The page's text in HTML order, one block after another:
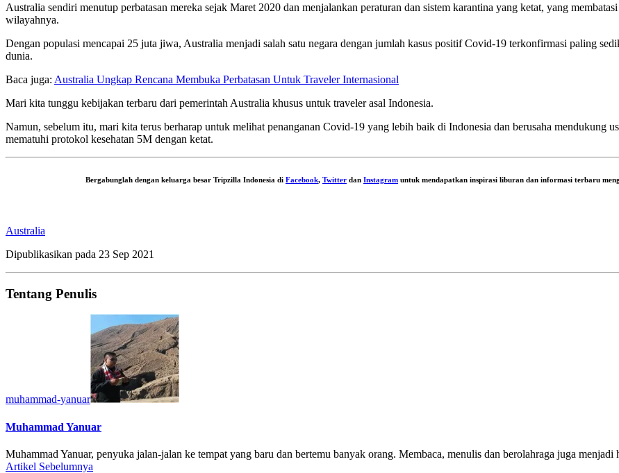
Australia sendiri menutup perbatasan mereka sejak Maret 2020 dan menjalankan peraturan dan sistem karantina yang ketat, yang
wilayahnya.
Dengan populasi mencapai 25 juta jiwa, Australia menjadi salah satu negara dengan jumlah kasus positif Covid-19 terkonfirmasi paling
dunia.
Baca juga: Australia Ungkap Rencana Membuka Perbatasan Untuk Traveler Internasional
Mari kita tunggu kebijakan terbaru dari pemerintah Australia khusus untuk traveler asal Indonesia.
Namun, sebelum itu, mari kita terus berharap untuk melihat penanganan Covid-19 yang lebih baik di Indonesia dan berusaha mendukung
mematuhi protokol kesehatan 5M dengan ketat.
Bergabunglah dengan keluarga besar Tripzilla Indonesia di Facebook, Twitter dan Instagram untuk mendapatkan inspirasi liburan dan informasi terbaru
Australia
Dipublikasikan pada 23 Sep 2021
Tentang Penulis
muhammad-yanuar
Muhammad Yanuar
Muhammad Yanuar, penyuka jalan-jalan ke tempat yang baru dan bertemu banyak orang. Membaca, menulis dan berolahraga juga
Artikel Sebelumnya